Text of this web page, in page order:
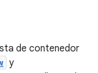
de contenedor
y